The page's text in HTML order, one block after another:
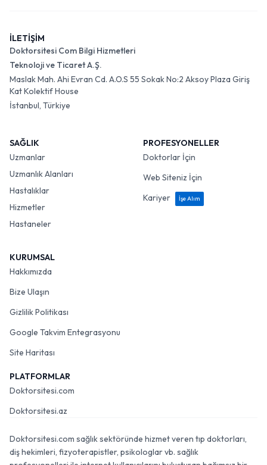
İLETİŞİM
Doktorsitesi Com Bilgi Hizmetleri
Teknoloji ve Ticaret A.Ş.
Maslak Mah. Ahi Evran Cd. A.O.S 55 Sokak No:2 Aksoy Plaza Giriş
Kat Kolektif House
İstanbul, Türkiye
SAĞLIK
Uzmanlar
Uzmanlık Alanları
Hastalıklar
Hizmetler
Hastaneler
PROFESYONELLER
Doktorlar İçin
Web Siteniz İçin
Kariyer
İşe Alım
KURUMSAL
Hakkımızda
Bize Ulaşın
Gizlilik Politikası
Google Takvim Entegrasyonu
Site Haritası
PLATFORMLAR
Doktorsitesi.com
Doktorsitesi.az
Doktorsitesi.com sağlık sektöründe hizmet veren tıp doktorları,
diş hekimleri, fizyoterapistler, psikologlar vb. sağlık